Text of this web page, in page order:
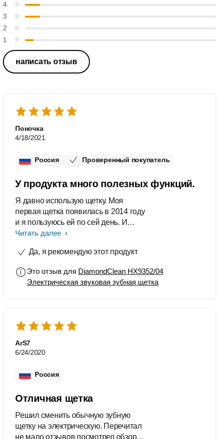
4
3
2
1
написать отзыв
Поночка
4/18/2021
Россия Проверенный покупатель
У продукта много полезных функций.
Я давно использую щетку. Моя
первая щетка появилась в 2014 году
и я пользуюсь ей по сей день. И
недавно приобрела ещё одну для
Читать далее
Да, я рекомендую этот продукт
Это отзыв для DiamondClean HX9352/04
Электрическая звуковая зубная щетка
ArS7
6/24/2020
Россия
Отличная щетка
Решил сменить обычную зубную
щетку на электрическую. Перечитал
не мало отзывов посмотрел обзоры